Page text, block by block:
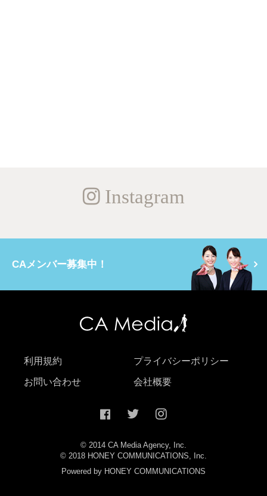
Instagram
CAメンバー募集中！
利用規約 プライバシーポリシー
お問い合わせ 会社概要
© 2014 CA Media Agency, Inc.
© 2018 HONEY COMMUNICATIONS, Inc.
Powered by HONEY COMMUNICATIONS